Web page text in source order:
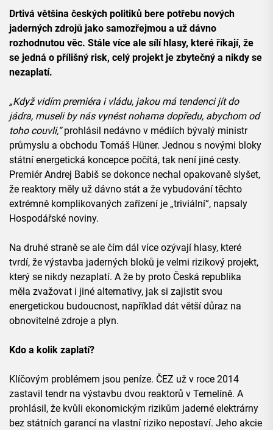
Drtivá většina českých politiků bere potřebu nových
jaderných zdrojů jako samozřejmou a už dávno
rozhodnutou věc. Stále více ale sílí hlasy, které říkají, že
se jedná o přílišný risk, celý projekt je zbytečný a nikdy se
nezaplatí.
„Když vidím premiéra i vládu, jakou má tendenci jít do
jádra, museli by nás vynést nohama dopředu, abychom od
toho couvli,“prohlásil nedávno v médiích bývalý ministr
průmyslu a obchodu Tomáš Hüner. Jednou s novými bloky
státní energetická koncepce počítá, tak není jiné cesty.
Premiér Andrej Babiš se dokonce nechal opakovaně slyšet,
že reaktory měly už dávno stát a že vybudování těchto
extrémně komplikovaných zařízení je „triviální“, napsaly
Hospodářské noviny.
Na druhé straně se ale čím dál více ozývají hlasy, které
tvrdí, že výstavba jaderných bloků je velmi rizikový projekt,
který se nikdy nezaplatí. A že by proto Česká republika
měla zvažovat i jiné alternativy, jak si zajistit svou
energetickou budoucnost, například dát větší důraz na
obnovitelné zdroje a plyn.
Kdo a kolik zaplatí?
Klíčovým problémem jsou peníze. ČEZ už v roce 2014
zastavil tendr na výstavbu dvou reaktorů v Temelíně. A
prohlásil, že kvůli ekonomickým rizikům jaderné elektrárny
bez státních garancí na vlastní riziko nepostaví. Jeho akcie